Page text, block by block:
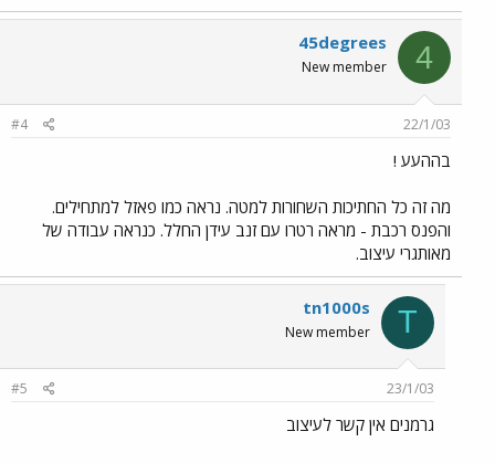
4
45degrees
New member
22/1/03
#4
בההעע !
מה זה כל החתיכות השחורות למטה. נראה כמו פאזל למתחילים.
והפנס רכבת - מראה רטרו עם זנב עידן החלל. כנראה עבודה של
מאותגרי עיצוב.
T
tn1000s
New member
23/1/03
#5
גרמנים אין קשר לעיצוב